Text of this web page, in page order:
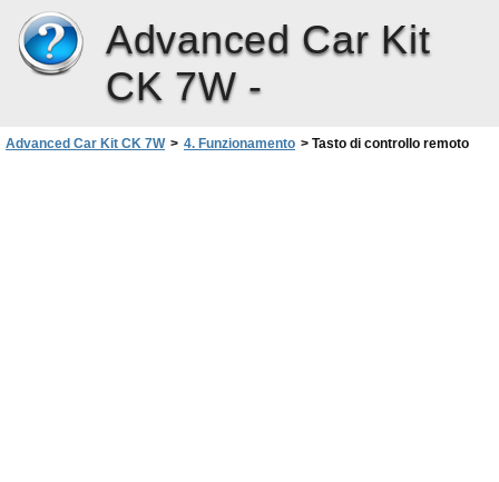
Advanced Car Kit
CK 7W -
Advanced Car Kit CK 7W > 4. Funzionamento > Tasto di controllo remoto